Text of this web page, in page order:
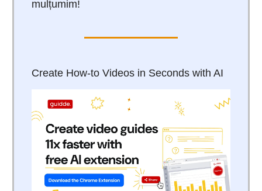
mulțumim!
Create How-to Videos in Seconds with AI